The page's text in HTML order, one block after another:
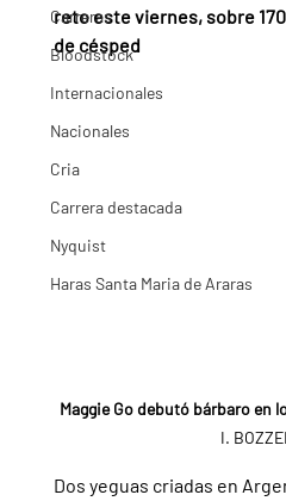
Carreras
Bloodstock
Internacionales
Nacionales
Cria
Carrera destacada
Nyquist
Haras Santa Maria de Araras
reto este viernes, sobre
de césped
Maggie Go debutó bárbaro en
I.
Dos yeguas criadas en